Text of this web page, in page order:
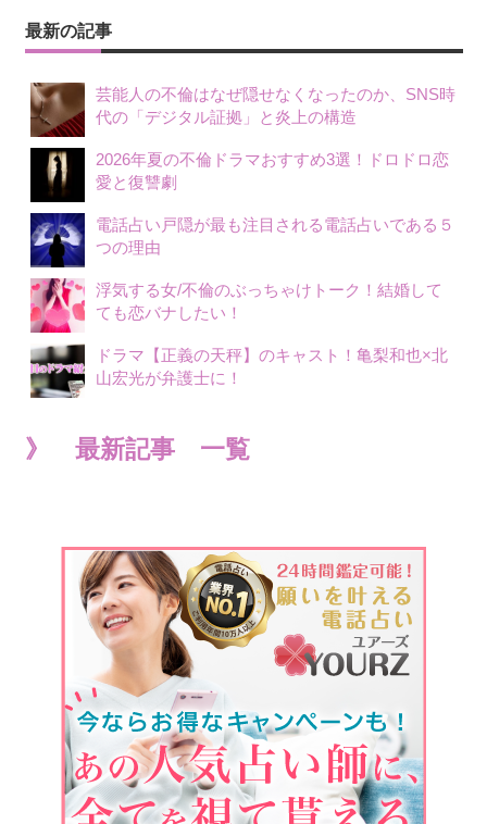
最新の記事
芸能人の不倫はなぜ隠せなくなったのか、SNS時
代の「デジタル証拠」と炎上の構造
2026年夏の不倫ドラマおすすめ3選！ドロドロ恋
愛と復讐劇
電話占い戸隠が最も注目される電話占いである５
つの理由
浮気する女/不倫のぶっちゃけトーク！結婚して
ても恋バナしたい！
ドラマ【正義の天秤】のキャスト！亀梨和也×北
山宏光が弁護士に！
》 最新記事 一覧